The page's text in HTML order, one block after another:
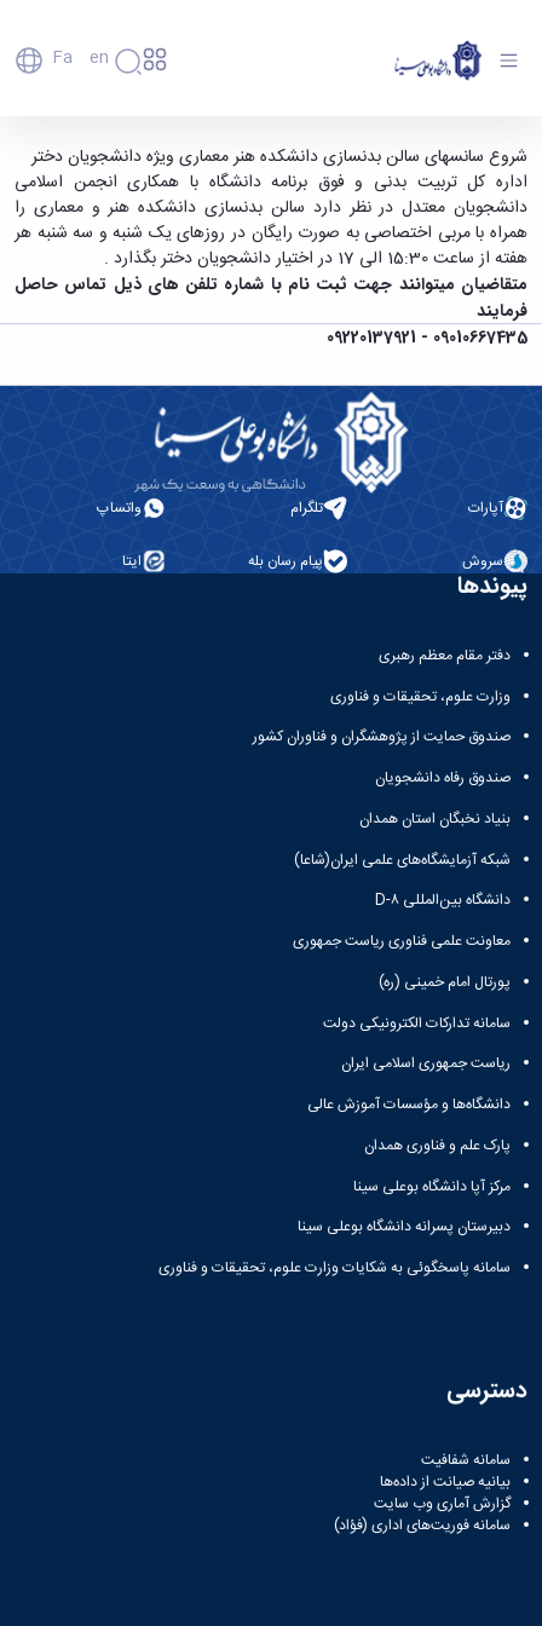
Fa En
دانشگاه
تاریخچه
و
معرفی
برنامه
راهبردی
دانشگاه
نقشه
دانشگاه
و
معاونت
آموزشی
و
تکمیلی
دانشجویی
معاونت
پژوهش
و
فناوری
معاونت
فرهنگی
اجتماعی
نهاد
نمایندگی
مقام
رهبری
تماس
دانشگاه
اعضای
هیأت
علمی
کارکنان
دانشجویان
فارغ
التحصیلان
دانشکده‌ها
پردیس
مهندسی
نفت
انسانی
هنر
دامپزشکی
علوم
پایه
علوم
و
اجتماعی
های
اقماری
ارتباط
روابط
Apply
Now
سالن بدنسازی ویژه دانشجویان دختر - دانشگاه
بوعلی سینا همدان
شروع سانسهای سالن بدنسازی دانشکده هنر معماری ویژه دانشجویان دختر
اداره کل تربیت بدنی و فوق برنامه دانشگاه با همکاری انجمن اسلامی
دانشجویان معتدل در نظر دارد سالن بدنسازی دانشکده هنر و معماری را
همراه با مربی اختصاصی به صورت رایگان در روزهای یک شنبه و سه شنبه هر
هفته از ساعت 15:30 الی 17 در اختیار دانشجویان دختر بگذارد .
متقاضیان میتوانند جهت ثبت نام با شماره تلفن های ذیل تماس حاصل
فرمایند
09010667435 - 09220137921
آپارات تلگرام واتساپ
سروش پیام رسان بله ایتا
پیوندها
دفتر مقام معظم رهبری
وزارت علوم، تحقیقات و فناوری
صندوق حمایت از پژوهشگران و فناوران کشور
صندوق رفاه دانشجویان
بنیاد نخبگان استان همدان
شبکه آزمایشگاه‌های علمی ایران(شاعا)
دانشگاه بین‌المللی D-۸
معاونت علمی فناوری ریاست جمهوری
پورتال امام خمینی (ره)
سامانه تدارکات الکترونیکی دولت
ریاست جمهوری اسلامی ایران
دانشگاه‌ها و مؤسسات آموزش عالی
پارک علم و فناوری همدان
مرکز آپا دانشگاه بوعلی سینا
دبیرستان پسرانه دانشگاه بوعلی سینا
سامانه پاسخگوئی به شکایات وزارت علوم، تحقیقات و فناوری
دسترسی
سامانه شفافیت
بیانیه صیانت از داده‌ها
گزارش آماری وب‌ سایت
سامانه فوریت‌های اداری (فؤاد)